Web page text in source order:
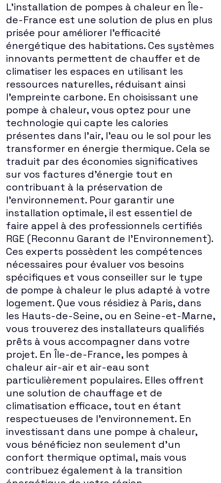
L'installation de pompes à chaleur en Île-
de-France est une solution de plus en plus
prisée pour améliorer l'efficacité
énergétique des habitations. Ces systèmes
innovants permettent de chauffer et de
climatiser les espaces en utilisant les
ressources naturelles, réduisant ainsi
l'empreinte carbone. En choisissant une
pompe à chaleur, vous optez pour une
technologie qui capte les calories
présentes dans l'air, l'eau ou le sol pour les
transformer en énergie thermique. Cela se
traduit par des économies significatives
sur vos factures d'énergie tout en
contribuant à la préservation de
l'environnement. Pour garantir une
installation optimale, il est essentiel de
faire appel à des professionnels certifiés
RGE (Reconnu Garant de l'Environnement).
Ces experts possèdent les compétences
nécessaires pour évaluer vos besoins
spécifiques et vous conseiller sur le type
de pompe à chaleur le plus adapté à votre
logement. Que vous résidiez à Paris, dans
les Hauts-de-Seine, ou en Seine-et-Marne,
vous trouverez des installateurs qualifiés
prêts à vous accompagner dans votre
projet. En Île-de-France, les pompes à
chaleur air-air et air-eau sont
particulièrement populaires. Elles offrent
une solution de chauffage et de
climatisation efficace, tout en étant
respectueuses de l'environnement. En
investissant dans une pompe à chaleur,
vous bénéficiez non seulement d'un
confort thermique optimal, mais vous
contribuez également à la transition